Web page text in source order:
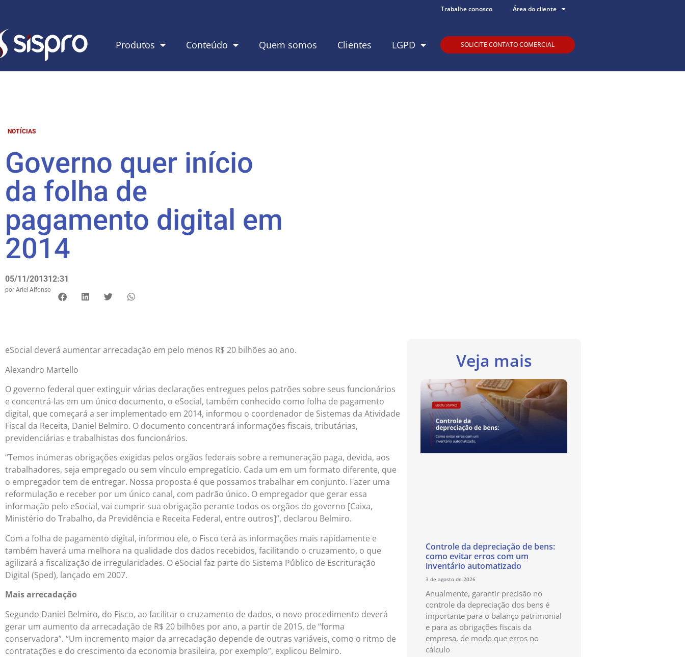
Trabalhe conosco Área do cliente
Produtos Conteúdo Quem somos Clientes LGPD SOLICITE CONTATO COMERCIAL
NOTÍCIAS
Governo quer início
da folha de
pagamento digital em
2014
05/11/201312:31
por Ariel Alfonso
eSocial deverá aumentar arrecadação em pelo menos R$ 20 bilhões ao ano.
Alexandro Martello
O governo federal quer extinguir várias declarações entregues pelos patrões sobre seus funcionários
e concentrá-las em um único documento, o eSocial, também conhecido como folha de pagamento
digital, que começará a ser implementado em 2014, informou o coordenador de Sistemas da Atividade
Fiscal da Receita, Daniel Belmiro. O documento concentrará informações fiscais, tributárias,
previdenciárias e trabalhistas dos funcionários.
“Temos inúmeras obrigações exigidas pelos orgãos federais sobre a remuneração paga, devida, aos
trabalhadores, seja empregado ou sem vínculo empregatício. Cada um em um formato diferente, que
o empregador tem de entregar. Nossa proposta é que possamos trabalhar em conjunto. Fazer uma
reformulação e receber por um único canal, com padrão único. O empregador que gerar essa
informação pelo eSocial, vai cumprir sua obrigação perante todos os orgãos do governo [Caixa,
Ministério do Trabalho, da Previdência e Receita Federal, entre outros]”, declarou Belmiro.
Com a folha de pagamento digital, informou ele, o Fisco terá as informações mais rapidamente e
também haverá uma melhora na qualidade dos dados recebidos, facilitando o cruzamento, o que
agilizará a fiscalização de irregularidades. O eSocial faz parte do Sistema Público de Escrituração
Digital (Sped), lançado em 2007.
Mais arrecadação
Segundo Daniel Belmiro, do Fisco, ao facilitar o cruzamento de dados, o novo procedimento deverá
gerar um aumento da arrecadação de R$ 20 bilhões por ano, a partir de 2015, de “forma
conservadora”. “Um incremento maior da arrecadação depende de outras variáveis, como o ritmo de
contratações e do crescimento da economia brasileira, por exemplo”, explicou Belmiro.
Veja mais
Controle da depreciação de bens:
como evitar erros com um
inventário automatizado
3 de agosto de 2026
Anualmente, garantir precisão no
controle da depreciação dos bens é
importante para o balanço patrimonial
e para as obrigações fiscais da
empresa, de modo que erros no
cálculo